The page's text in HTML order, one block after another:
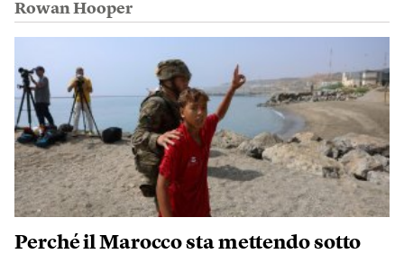
Rowan Hooper
Perché il Marocco sta mettendo sotto